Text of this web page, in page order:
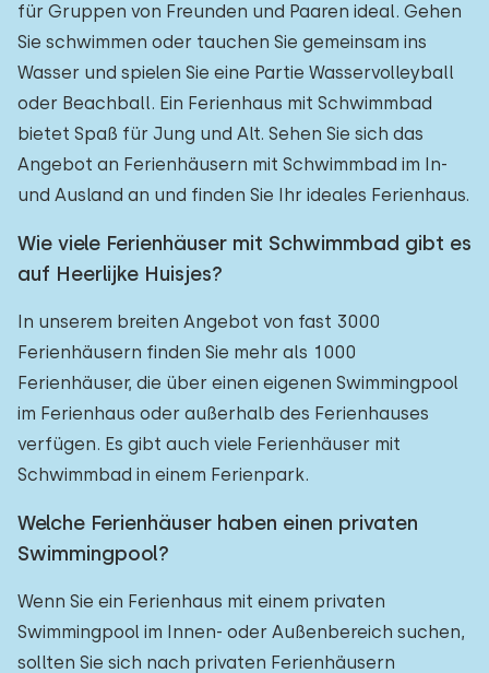
für Gruppen von Freunden und Paaren ideal. Gehen
Sie schwimmen oder tauchen Sie gemeinsam ins
Wasser und spielen Sie eine Partie Wasservolleyball
oder Beachball. Ein Ferienhaus mit Schwimmbad
bietet Spaß für Jung und Alt. Sehen Sie sich das
Angebot an Ferienhäusern mit Schwimmbad im In-
und Ausland an und finden Sie Ihr ideales Ferienhaus.
Wie viele Ferienhäuser mit Schwimmbad gibt es
auf Heerlijke Huisjes?
In unserem breiten Angebot von fast 3000
Ferienhäusern finden Sie mehr als 1000
Ferienhäuser, die über einen eigenen Swimmingpool
im Ferienhaus oder außerhalb des Ferienhauses
verfügen. Es gibt auch viele Ferienhäuser mit
Schwimmbad in einem Ferienpark.
Welche Ferienhäuser haben einen privaten
Swimmingpool?
Wenn Sie ein Ferienhaus mit einem privaten
Swimmingpool im Innen- oder Außenbereich suchen,
sollten Sie sich nach privaten Ferienhäusern